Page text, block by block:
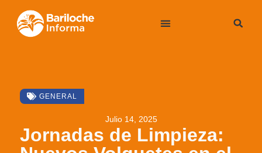
GENERAL
Julio 14, 2025
Jornadas de Limpieza: